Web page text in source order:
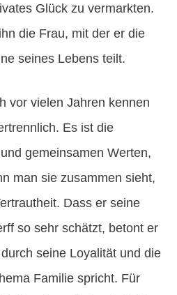
Glück zu vermarkten.
die Frau, mit der er die
seines Lebens teilt.
vor vielen Jahren kennen
Es ist die
gemeinsamen Werten,
man sie zusammen sieht,
Dass er seine
so sehr schätzt, betont er
seine Loyalität und die
Familie spricht. Für